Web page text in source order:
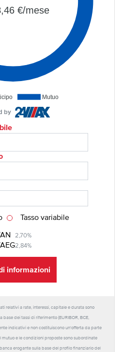
Mutuo
€/mese
by
2,70%
2,84%
Tasso variabile
informazioni
relativi a rate, interessi, capitale e durata sono
base dei tassi di riferimento (EURIBOR, BCE,
indicativi e non costituiscono un'offerta da parte
mutuo e le condizioni proposte sono subordinate
erogante sulla base del profilo finanziario del